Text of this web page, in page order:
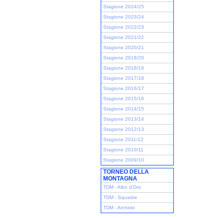
Stagione 2024/25
Stagione 2023/24
Stagione 2022/23
Stagione 2021/22
Stagione 2020/21
Stagione 2019/20
Stagione 2018/19
Stagione 2017/18
Stagione 2016/17
Stagione 2015/16
Stagione 2014/15
Stagione 2013/14
Stagione 2012/13
Stagione 2011/12
Stagione 2010/11
Stagione 2009/10
TORNEO DELLA
MONTAGNA
TDM - Albo d'Oro
TDM - Squadre
TDM - Archivio